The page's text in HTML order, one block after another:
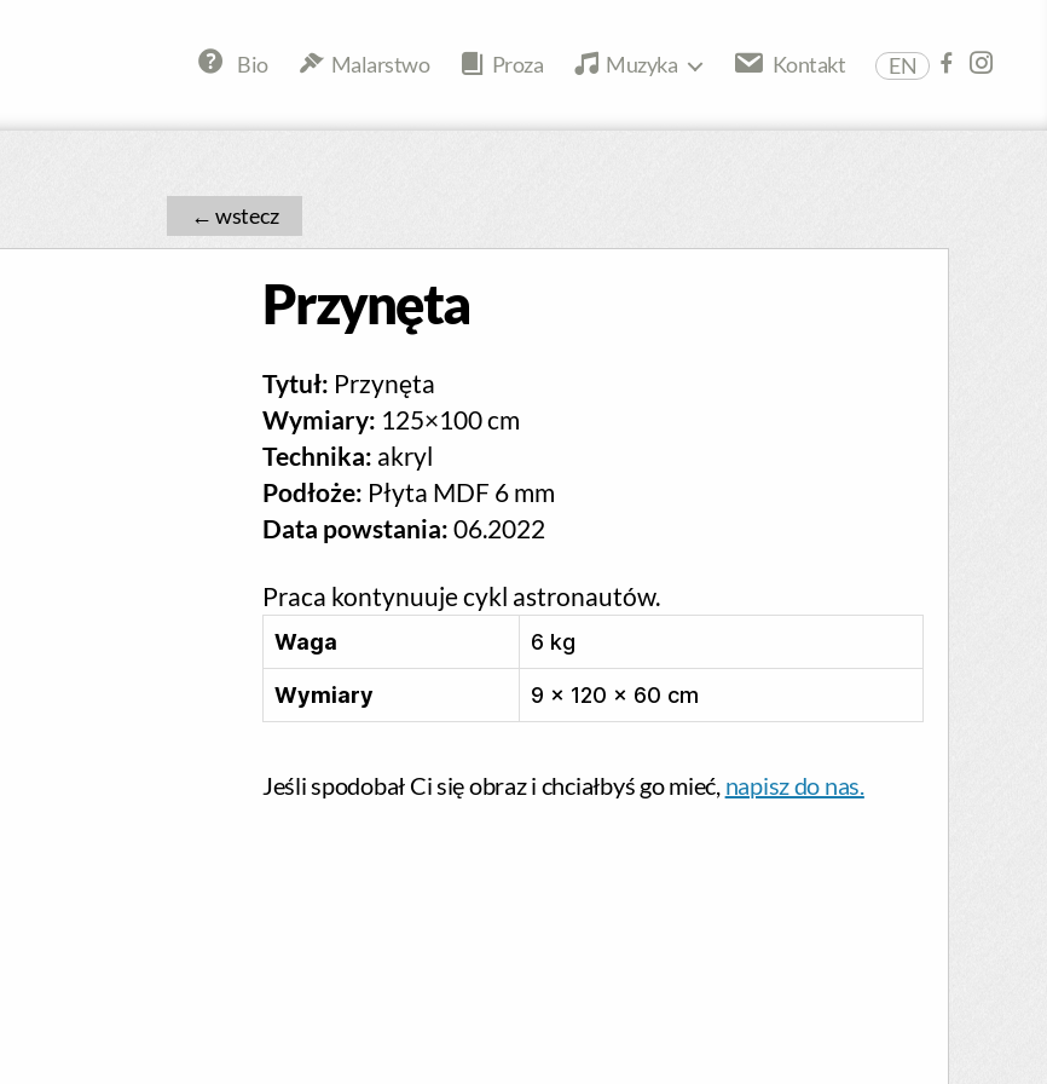
Bio Malarstwo Proza Muzyka Kontakt EN
←
Przynęta
Tytuł: Przynęta
Wymiary: 125×100 cm
Technika: akryl
Podłoże: Płyta MDF 6 mm
Data powstania: 06.2022
Praca kontynuuje cykl astronautów.
Waga 6 kg
Wymiary 9 × 120 × 60 cm
Jeśli spodobał Ci się obraz i chciałbyś go mieć, napisz do nas.